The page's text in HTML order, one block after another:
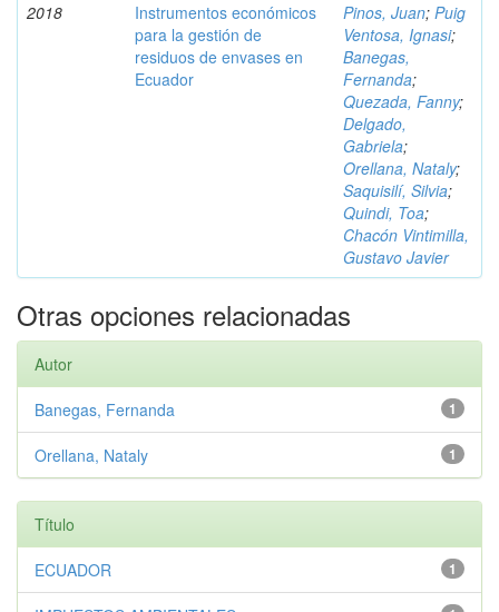
2018
Instrumentos económicos
para la gestión de
residuos de envases en
Ecuador
Pinos, Juan; Puig
Ventosa, Ignasi;
Banegas,
Fernanda;
Quezada, Fanny;
Delgado,
Gabriela;
Orellana, Nataly;
Saquisilí, Silvia;
Quindi, Toa;
Chacón Vintimilla,
Gustavo Javier
Otras opciones relacionadas
Autor
1
Banegas, Fernanda
1
Orellana, Nataly
Título
1
ECUADOR